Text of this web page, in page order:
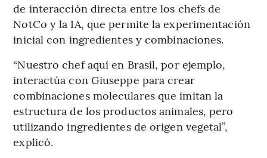
de interacción directa entre los chefs de
NotCo y la IA, que permite la experimentación
inicial con ingredientes y combinaciones.
“Nuestro chef aquí en Brasil, por ejemplo,
interactúa con Giuseppe para crear
combinaciones moleculares que imitan la
estructura de los productos animales, pero
utilizando ingredientes de origen vegetal”,
explicó.